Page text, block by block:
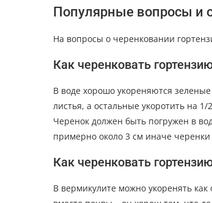
Популярные вопросы и
На вопросы о черенковании
Как черенковать
В воде хорошо укореняются
листья, а остальные укоротить на
Черенок должен быть погружен в
примерно около 3 см иначе черенки
Как черенковать
В вермикулите можно укоренять